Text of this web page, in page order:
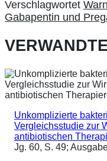
Verschlagwortet
Gabapentin und
Unkomplizierte
Vergleichsstudie zur
antibiotischen
Jg. 60, S. 49;